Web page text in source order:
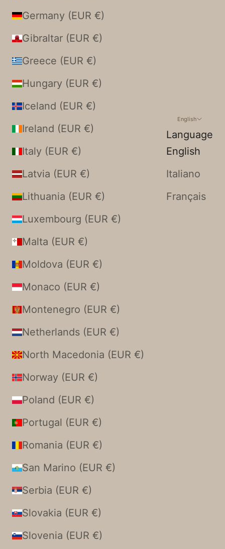
Germany (EUR €)
Gibraltar (EUR €)
Greece (EUR €)
Hungary (EUR €)
Iceland (EUR €)
Ireland (EUR €)
Italy (EUR €)
Latvia (EUR €)
Lithuania (EUR €)
Luxembourg (EUR €)
Malta (EUR €)
Moldova (EUR €)
Monaco (EUR €)
Montenegro (EUR €)
Netherlands (EUR €)
North Macedonia (EUR €)
Norway (EUR €)
Poland (EUR €)
Portugal (EUR €)
Romania (EUR €)
San Marino (EUR €)
Serbia (EUR €)
Slovakia (EUR €)
Slovenia (EUR €)
English
Language
English
Italiano
Français